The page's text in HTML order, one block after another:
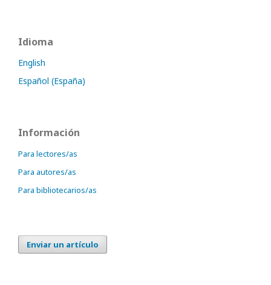
Idioma
English
Español (España)
Información
Para lectores/as
Para autores/as
Para bibliotecarios/as
Enviar un artículo